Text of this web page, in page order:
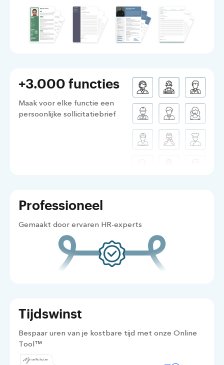
+3.000 functies
Maak voor elke functie een
persoonlijke sollicitatiebrief
Professioneel
Gemaakt door ervaren HR-experts
Tijdswinst
Bespaar uren van je kostbare tijd met onze Online
Tool™